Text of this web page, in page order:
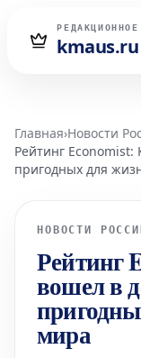
kmaus.ru
Главная›Новости
Рейтинг
пригодных для
НОВОСТИ
Рейтинг
вошел в
мира